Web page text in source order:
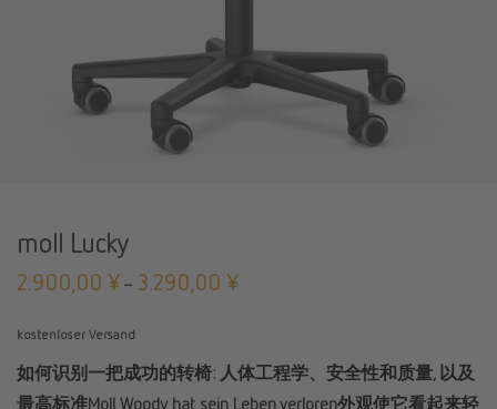
moll Lucky
2.900,00 ¥ – 3.290,00 ¥
kostenloser Versand
如何识别一把成功的转椅: 人体工程学、安全性和质量, 以及
最高标准Moll Woody hat sein Leben verloren外观使它看起来轻